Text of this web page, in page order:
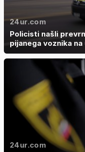
24ur.com
Policisti našli
pijanega voznika
24ur.com